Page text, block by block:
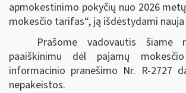
apmokestinimo pokyčių nuo 2026
mokesčio tarifas“, ją išdėstydami
Prašome vadovautis šiame
paaiškinimu dėl pajamų
informacinio pranešimo Nr. R-2727
nepakeistos.